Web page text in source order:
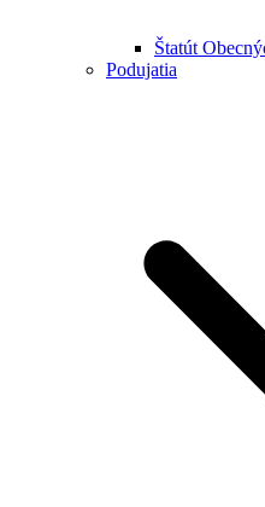
Štatút
Podujatia